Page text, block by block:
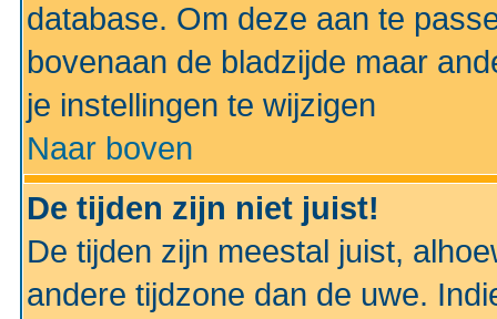
database. Om deze aan te
bovenaan de bladzijde maar
je instellingen te wijzigen
Naar boven
De tijden zijn niet juist!
De tijden zijn meestal juist,
andere tijdzone dan de uwe.